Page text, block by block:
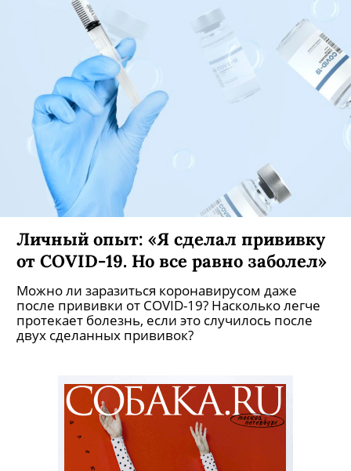
Личный опыт: «Я сделал прививку
от COVID-19. Но все равно заболел»
Можно ли заразиться коронавирусом даже
после прививки от COVID-19? Насколько легче
протекает болезнь, если это случилось после
двух сделанных прививок?